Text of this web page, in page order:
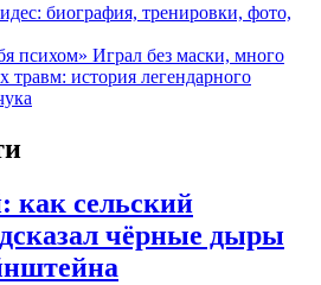
биография, тренировки, фото,
психом» Играл без маски, много
травм: история легендарного
как сельский
чёрные дыры